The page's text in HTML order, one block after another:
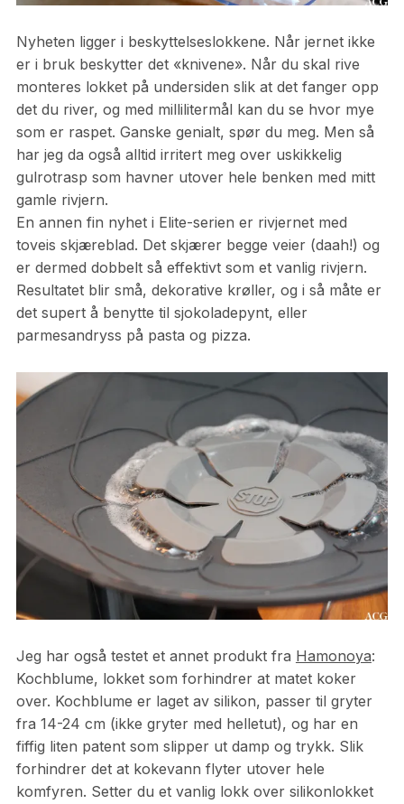
Nyheten ligger i beskyttelseslokkene. Når jernet ikke
er i bruk beskytter det «knivene». Når du skal rive
monteres lokket på undersiden slik at det fanger opp
det du river, og med millilitermål kan du se hvor mye
som er raspet. Ganske genialt, spør du meg. Men så
har jeg da også alltid irritert meg over uskikkelig
gulrotrasp som havner utover hele benken med mitt
gamle rivjern.
En annen fin nyhet i Elite-serien er rivjernet med
toveis skjæreblad. Det skjærer begge veier (daah!) og
er dermed dobbelt så effektivt som et vanlig rivjern.
Resultatet blir små, dekorative krøller, og i så måte er
det supert å benytte til sjokoladepynt, eller
parmesandryss på pasta og pizza.
Jeg har også testet et annet produkt fra Hamonoya:
Kochblume, lokket som forhindrer at matet koker
over. Kochblume er laget av silikon, passer til gryter
fra 14-24 cm (ikke gryter med helletut), og har en
fiffig liten patent som slipper ut damp og trykk. Slik
forhindrer det at kokevann flyter utover hele
komfyren. Setter du et vanlig lokk over silikonlokket